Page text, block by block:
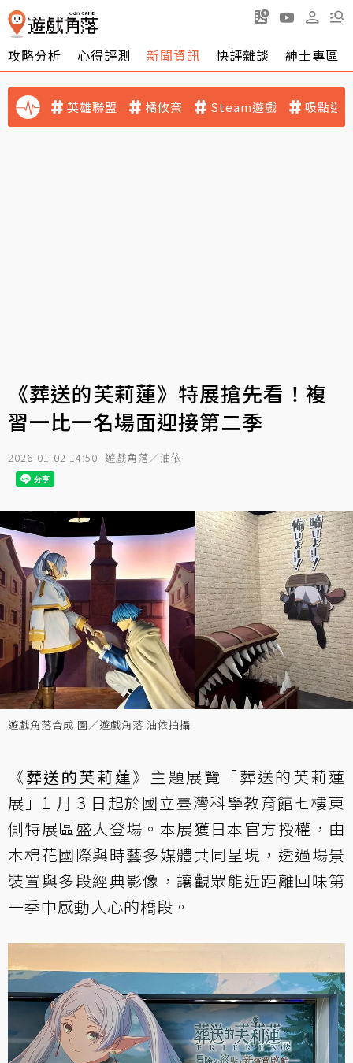
攻略分析 心得評測 新聞資訊 快評雜談 紳士專區
英雄聯盟 橘攸奈 Steam遊戲 吸點迷
《葬送的芙莉蓮》特展搶先看！複
習一比一名場面迎接第二季
2026-01-02 14:50 遊戲角落／油依
遊戲角落合成 圖／遊戲角落 油依拍攝
《葬送的芙莉蓮》主題展覽「葬送的芙莉蓮
展」1 月 3 日起於國立臺灣科學教育館七樓東
側特展區盛大登場。本展獲日本官方授權，由
木棉花國際與時藝多媒體共同呈現，透過場景
裝置與多段經典影像，讓觀眾能近距離回味第
一季中感動人心的橋段。